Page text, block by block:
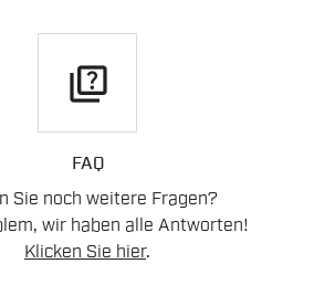
quiz
FAQ
Sie noch weitere Fragen?
wir haben alle Antworten!
Klicken Sie hier.